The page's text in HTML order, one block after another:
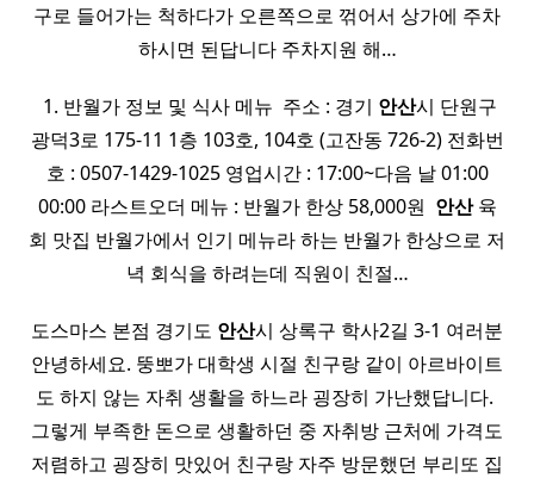
구로 들어가는 척하다가 오른쪽으로 꺾어서 상가에 주차
하시면 된답니다 주차지원 해…
​ 1. 반월가 정보 및 식사 메뉴 ​ 주소 : 경기 안산시 단원구
광덕3로 175-11 1층 103호, 104호 (고잔동 726-2) 전화번
호 : 0507-1429-1025 영업시간 : 17:00~다음 날 01:00
00:00 라스트오더 메뉴 : 반월가 한상 58,000원 ​ 안산육
회 맛집 반월가에서 인기 메뉴라 하는 반월가 한상으로 저
녁 회식을 하려는데 직원이 친절…
도스마스 본점 경기도 안산시 상록구 학사2길 3-1 여러분
안녕하세요. 뚱뽀가 대학생 시절 친구랑 같이 아르바이트
도 하지 않는 자취 생활을 하느라 굉장히 가난했답니다. ​
그렇게 부족한 돈으로 생활하던 중 자취방 근처에 가격도
저렴하고 굉장히 맛있어 친구랑 자주 방문했던 부리또 집